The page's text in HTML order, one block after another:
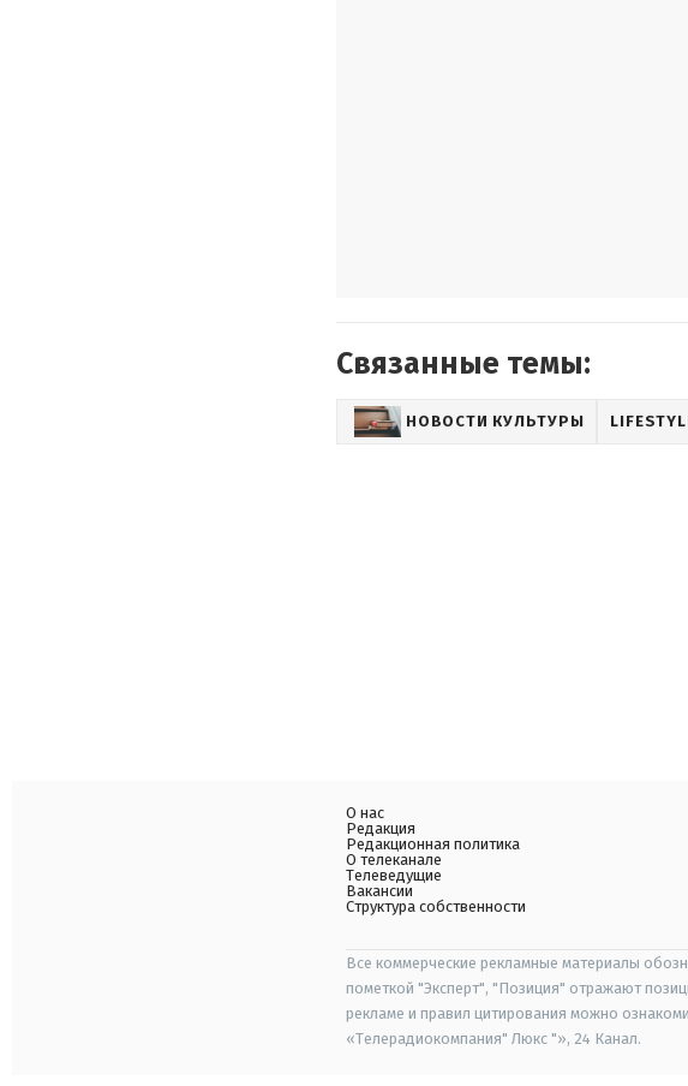
Связанные темы:
НОВОСТИ КУЛЬТУРЫ
О нас
Редакция
Редакционная политика
О телеканале
Телеведущие
Вакансии
Структура собственности
Все коммерческие рекламные материалы
пометкой "Эксперт", "Позиция" отражают
рекламе и правил цитирования можно
«Телерадиокомпания" Люкс "», 24 Канал.